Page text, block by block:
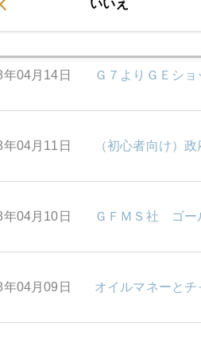
年04月15日 宴（うたげ）の後
年04月14日 Ｇ７よりＧＥショ
年04月11日 （初心者向け）
年04月10日 ＧＦＭＳ社 ゴー
年04月09日 オイルマネーと
いいえ